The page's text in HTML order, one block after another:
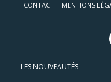
CONTACT | MENTIONS
LES NOUVEAUTÉS